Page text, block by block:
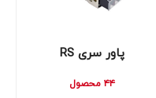
پاور سری RS
۴۴ محصول